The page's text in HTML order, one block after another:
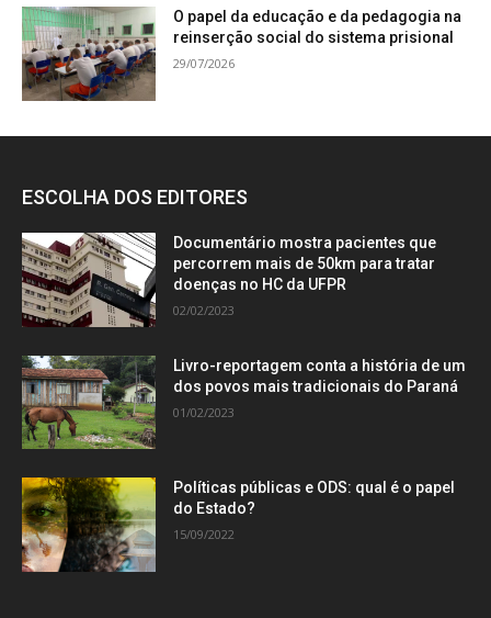
O papel da educação e da pedagogia na
reinserção social do sistema prisional
29/07/2026
ESCOLHA DOS EDITORES
Documentário mostra pacientes que
percorrem mais de 50km para tratar
doenças no HC da UFPR
02/02/2023
Livro-reportagem conta a história de um
dos povos mais tradicionais do Paraná
01/02/2023
Políticas públicas e ODS: qual é o papel
do Estado?
15/09/2022